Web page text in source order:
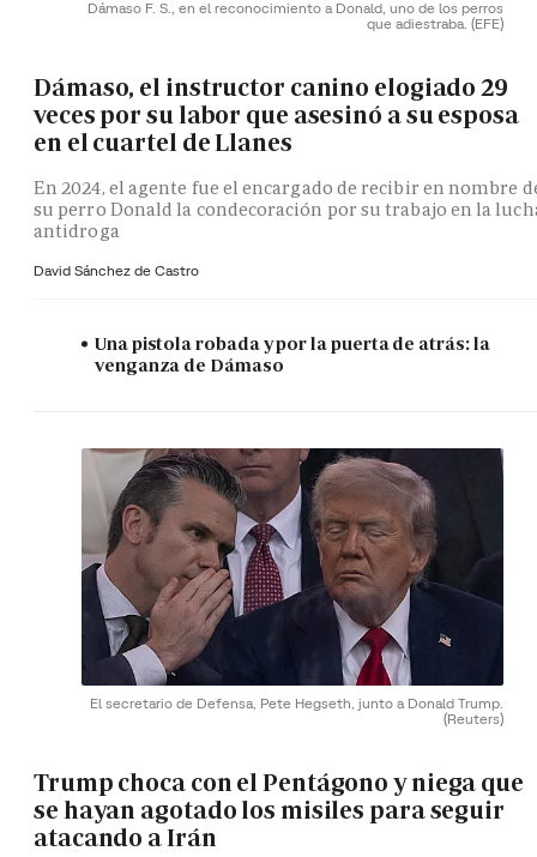
Dámaso F. S., en el reconocimiento a Donald, uno de los perros
que adiestraba. (EFE)
Dámaso, el instructor canino elogiado 29
veces por su labor que asesinó a su esposa
en el cuartel de Llanes
En 2024, el agente fue el encargado de recibir en nombre
su perro Donald la condecoración por su trabajo en la
antidroga
David Sánchez de Castro
Una pistola robada y por la puerta de atrás: la
venganza de Dámaso
El secretario de Defensa, Pete Hegseth, junto a Donald Trump.
(Reuters)
Trump choca con el Pentágono y niega que
se hayan agotado los misiles para seguir
atacando a Irán